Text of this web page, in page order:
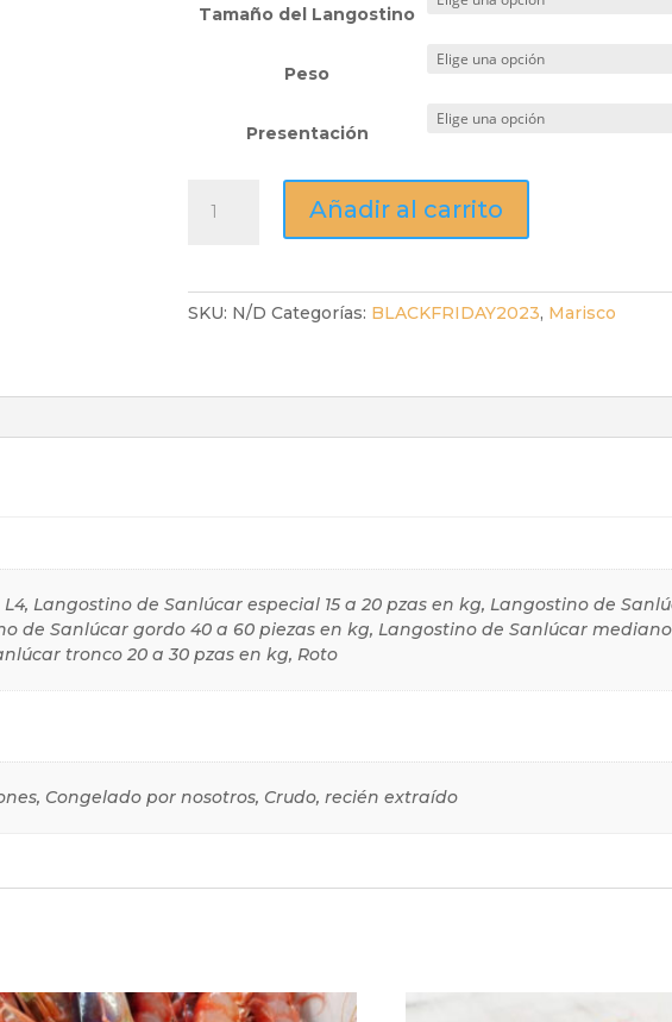
Tamaño del Langostino
Peso
Presentación
Añadir al carrito
SKU: N/D Categorías: BLACKFRIDAY2023, Marisco
L4, Langostino de Sanlúcar especial 15 a 20 pzas en kg, Langostino de
de Sanlúcar gordo 40 a 60 piezas en kg, Langostino de Sanlúcar
tronco 20 a 30 pzas en kg, Roto
Congelado por nosotros, Crudo, recién extraído